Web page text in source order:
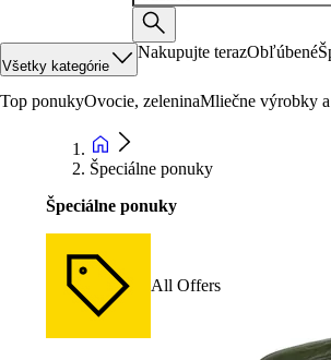
Všetky kategórie
Nakupujte terazObľúbené
Top ponukyOvocie, zeleninaMliečne výrobky
Špeciálne ponuky
Špeciálne ponuky
All Offers